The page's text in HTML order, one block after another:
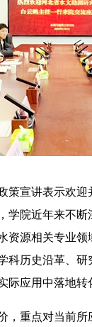
策宣讲表示欢
院近年来不断
资源相关专业
科历史沿革、
应用中落地转
，重点对当前